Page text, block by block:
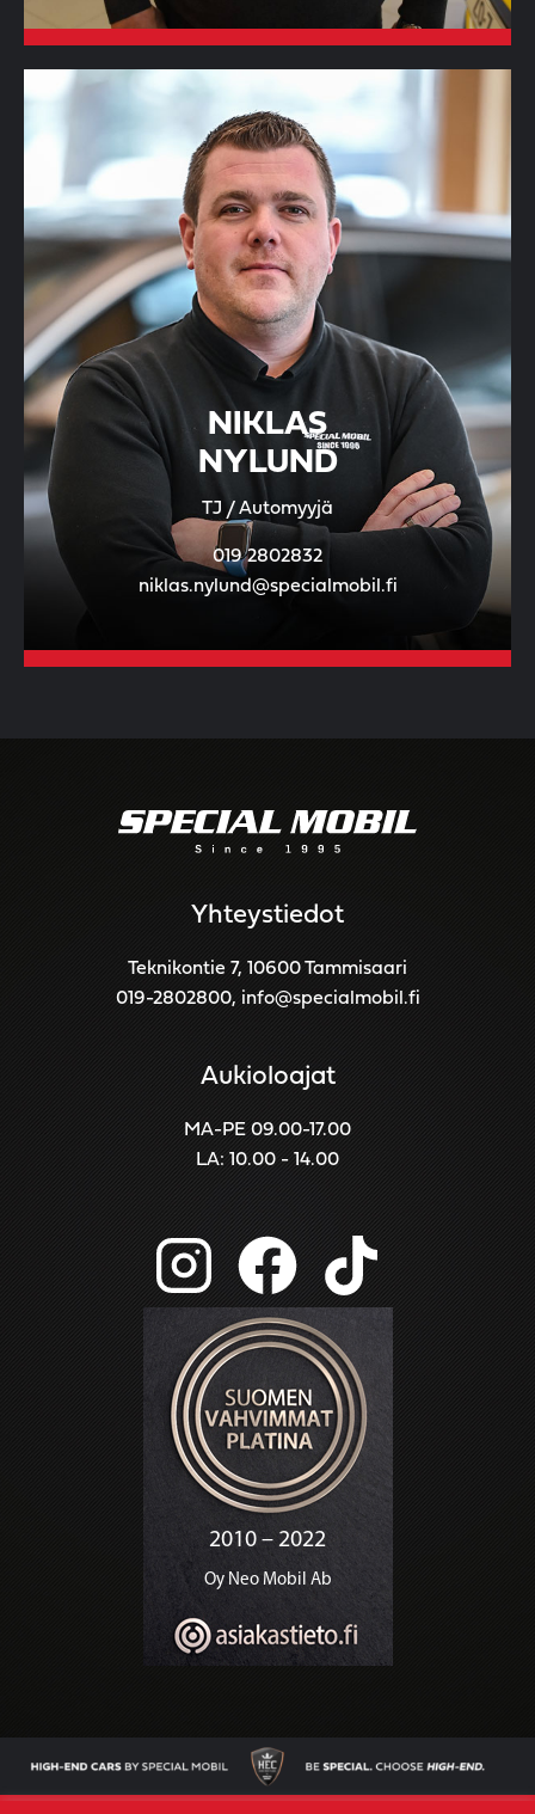
NIKLAS
NYLUND
TJ / Automyyjä
019 2802832
niklas.nylund@specialmobil.fi
Yhteystiedot
Teknikontie 7, 10600 Tammisaari
019-2802800, info@specialmobil.fi
Aukioloajat
MA-PE 09.00-17.00
LA: 10.00 - 14.00